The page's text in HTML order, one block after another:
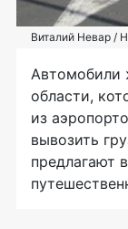
Виталий Невар /
Автомобили
области,
из
вывозить
предлагают